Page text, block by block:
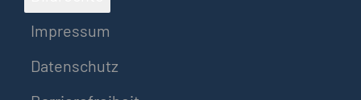
Impressum
Datenschutz